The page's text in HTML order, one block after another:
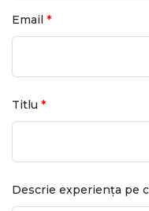
Email *
Titlu *
Descrie experiența pe